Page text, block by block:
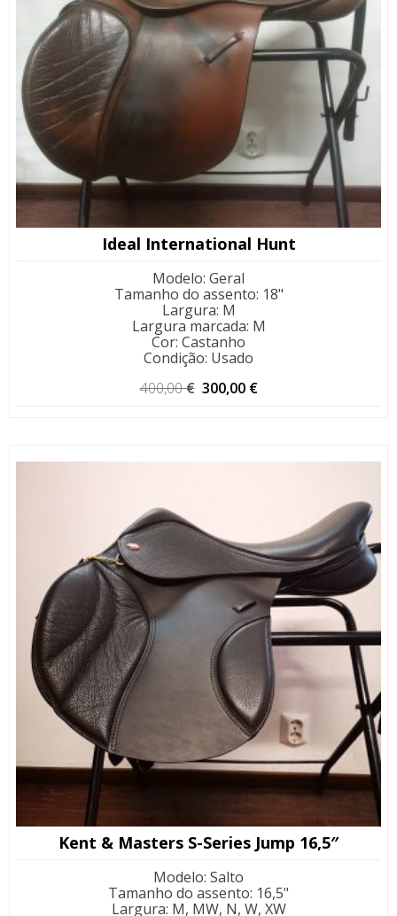
Ideal International Hunt
Modelo: Geral
Tamanho do assento: 18"
Largura: M
Largura marcada: M
Cor: Castanho
Condição: Usado
400,00€ O
300,00 €
Kent & Masters S-Series Jump 16,5″
Modelo: Salto
Tamanho do assento: 16,5"
Largura: M, MW, N, W, XW